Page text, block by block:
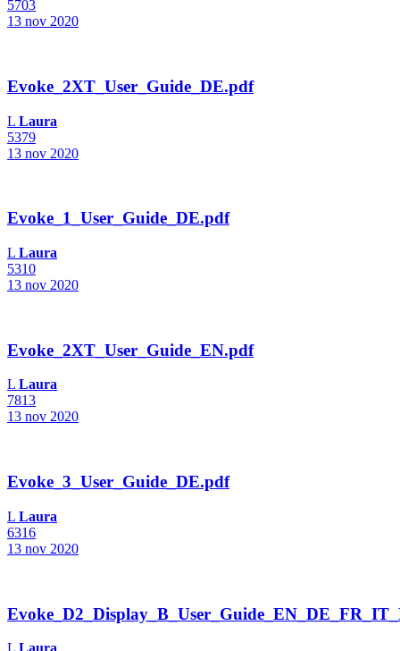
5703
13 nov 2020
Evoke_2XT_User_Guide_DE.pdf
L Laura
5379
13 nov 2020
Evoke_1_User_Guide_DE.pdf
L Laura
5310
13 nov 2020
Evoke_2XT_User_Guide_EN.pdf
L Laura
7813
13 nov 2020
Evoke_3_User_Guide_DE.pdf
L Laura
6316
13 nov 2020